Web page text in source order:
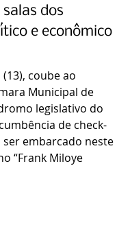
dos
e econômico
coube ao
Municipal de
legislativo do
de check-
embarcado neste
“Frank Miloye